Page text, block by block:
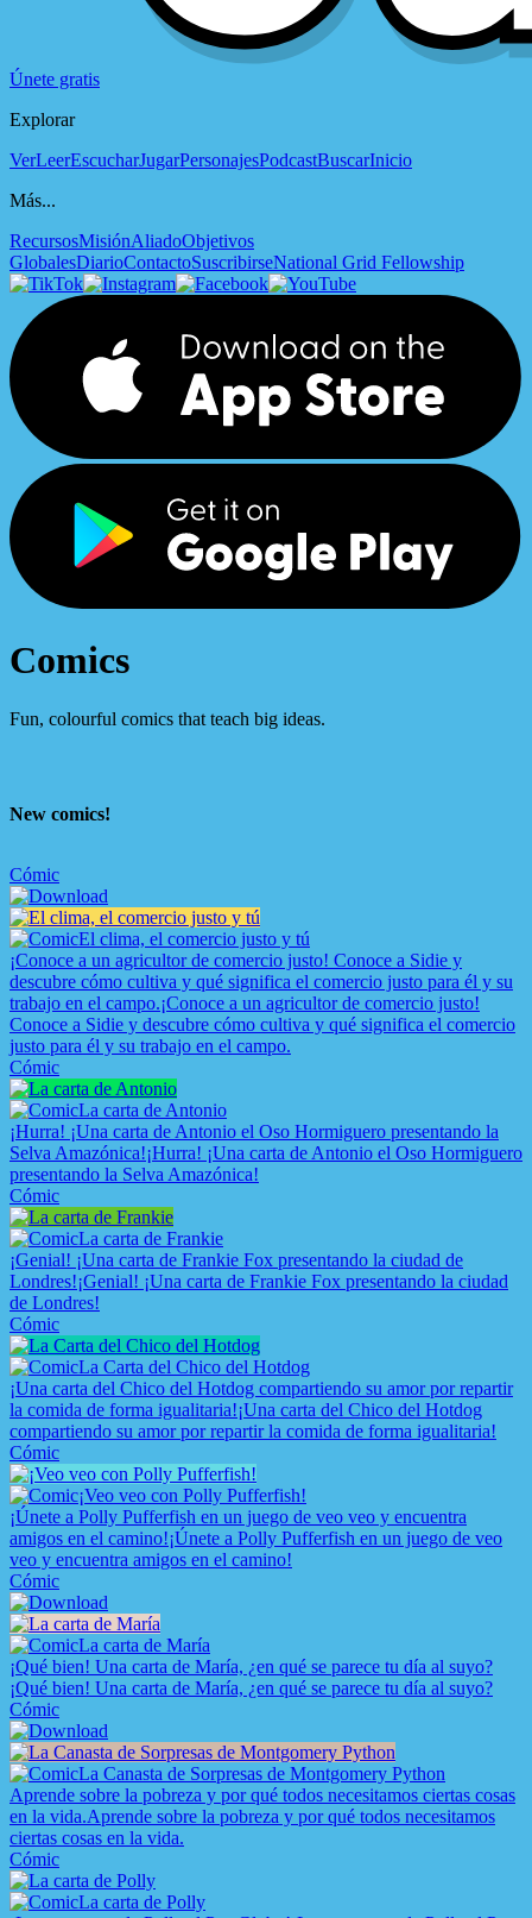
Únete gratis
Explorar
VerLeerEscucharJugarPersonajesPodcastBuscarInicio
Más...
RecursosMisiónAliadoObjetivos
GlobalesDiarioContactoSuscribirseNational Grid Fellowship
Comics
Fun, colourful comics that teach big ideas.
New comics!
Cómic
El clima, el comercio justo y tú
¡Conoce a un agricultor de comercio justo! Conoce a Sidie y
descubre cómo cultiva y qué significa el comercio justo para él y su
trabajo en el campo.¡Conoce a un agricultor de comercio justo!
Conoce a Sidie y descubre cómo cultiva y qué significa el comercio
justo para él y su trabajo en el campo.
Cómic
La carta de Antonio
¡Hurra! ¡Una carta de Antonio el Oso Hormiguero presentando la
Selva Amazónica!¡Hurra! ¡Una carta de Antonio el Oso Hormiguero
presentando la Selva Amazónica!
Cómic
La carta de Frankie
¡Genial! ¡Una carta de Frankie Fox presentando la ciudad de
Londres!¡Genial! ¡Una carta de Frankie Fox presentando la ciudad
de Londres!
Cómic
La Carta del Chico del Hotdog
¡Una carta del Chico del Hotdog compartiendo su amor por repartir
la comida de forma igualitaria!¡Una carta del Chico del Hotdog
compartiendo su amor por repartir la comida de forma igualitaria!
Cómic
¡Veo veo con Polly Pufferfish!
¡Únete a Polly Pufferfish en un juego de veo veo y encuentra
amigos en el camino!¡Únete a Polly Pufferfish en un juego de veo
veo y encuentra amigos en el camino!
Cómic
La carta de María
¡Qué bien! Una carta de María, ¿en qué se parece tu día al suyo?
¡Qué bien! Una carta de María, ¿en qué se parece tu día al suyo?
Cómic
La Canasta de Sorpresas de Montgomery Python
Aprende sobre la pobreza y por qué todos necesitamos ciertas cosas
en la vida.Aprende sobre la pobreza y por qué todos necesitamos
ciertas cosas en la vida.
Cómic
La carta de Polly